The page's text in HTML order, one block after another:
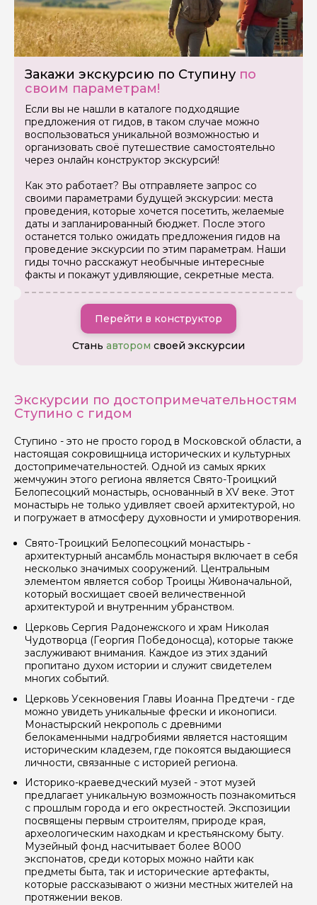
Закажи экскурсию по Ступину по
своим параметрам!
Если вы не нашли в каталоге подходящие
предложения от гидов, в таком случае можно
воспользоваться уникальной возможностью и
организовать своё путешествие самостоятельно
через онлайн конструктор экскурсий!
Как это работает? Вы отправляете запрос со
своими параметрами будущей экскурсии: места
проведения, которые хочется посетить, желаемые
даты и запланированный бюджет. После этого
останется только ожидать предложения гидов на
проведение экскурсии по этим параметрам. Наши
гиды точно расскажут необычные интересные
факты и покажут удивляющие, секретные места.
Перейти в конструктор
Стань автором своей экскурсии
Экскурсии по достопримечательностям
Ступино с гидом
Ступино - это не просто город в Московской области, а
настоящая сокровищница исторических и культурных
достопримечательностей. Одной из самых ярких
жемчужин этого региона является Свято-Троицкий
Белопесоцкий монастырь, основанный в XV веке. Этот
монастырь не только удивляет своей архитектурой, но
и погружает в атмосферу духовности и умиротворения.
Свято-Троицкий Белопесоцкий монастырь -
архитектурный ансамбль монастыря включает в себя
несколько значимых сооружений. Центральным
элементом является собор Троицы Живоначальной,
который восхищает своей величественной
архитектурой и внутренним убранством.
Церковь Сергия Радонежского и храм Николая
Чудотворца (Георгия Победоносца), которые также
заслуживают внимания. Каждое из этих зданий
пропитано духом истории и служит свидетелем
многих событий.
Церковь Усекновения Главы Иоанна Предтечи - где
можно увидеть уникальные фрески и иконописи.
Монастырский некрополь с древними
белокаменными надгробиями является настоящим
историческим кладезем, где покоятся выдающиеся
личности, связанные с историей региона.
Историко-краеведческий музей - этот музей
предлагает уникальную возможность познакомиться
с прошлым города и его окрестностей. Экспозиции
посвящены первым строителям, природе края,
археологическим находкам и крестьянскому быту.
Музейный фонд насчитывает более 8000
экспонатов, среди которых можно найти как
предметы быта, так и исторические артефакты,
которые рассказывают о жизни местных жителей на
протяжении веков.
Задайте свой вопрос гиду
Как вас зовут
Ваша электронная почта
Ваш номер телефона
Вопросы и комментарии
Если у вас есть интересующие вопросы, можете их
задать
Я даю своё согласие на обработку персональных
данных
Отправить